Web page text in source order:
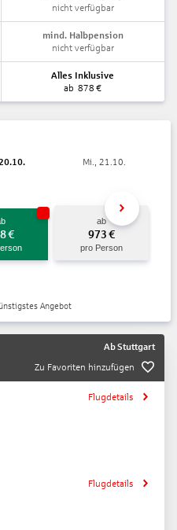
nicht verfügbar
mind. Halbpension
nicht verfügbar
Alles Inklusive
ab 878 €
€
Mi., 21.10.
ab
973 €
pro Person
Angebot
AbStuttgart
Zu Favoriten hinzufügen
Flugdetails
Flugdetails